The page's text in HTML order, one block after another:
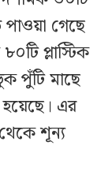
গেছে
প্লাস্টিক
পুঁটি মাছে
এর
শূন্য